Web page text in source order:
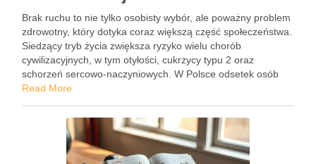
Brak ruchu to nie tylko osobisty wybór, ale poważny problem
zdrowotny, który dotyka coraz większą część społeczeństwa.
Siedzący tryb życia zwiększa ryzyko wielu chorób
cywilizacyjnych, w tym otyłości, cukrzycy typu 2 oraz
schorzeń sercowo-naczyniowych. W Polsce odsetek osób
prowadzących taki styl życia wynosi od 50% do 70%, co
Read More